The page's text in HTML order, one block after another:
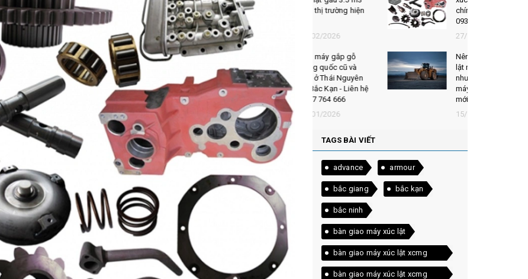
trên thị trường hiện
nay
01/02/2026
trung quốc cũ và
mới ở Thái Nguyên
và Bắc Kạn - Liên hệ
0937 764 666
22/01/2026
chính hãng - Liên hệ
0937 764 666
Nên mua máy xúc
lật mới hay cũ? Ưu
nhược điểm của
máy xúc lật cũ &
TAGS BÀI VIẾT
advance armour
bắc giang bắc kạn
bắc ninh
bàn giao máy xúc lật
bàn giao máy xúc lật xcmg
lw300kn
bàn giao máy xúc lật xcmg